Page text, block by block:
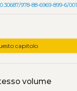
978-88-6969-899-6/001
capitolo
volume